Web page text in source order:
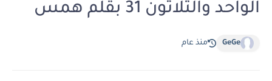
الواحد والثلاثون 31 بقلم همس
GeGe منذ عام